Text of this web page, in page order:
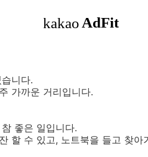
니다.
가까운 거리입니다.
좋은 일입니다.
할 수 있고, 노트북을 들고 찾아